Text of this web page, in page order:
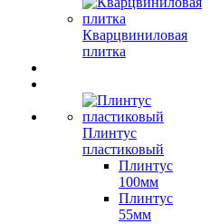
Кварцвиниловая
плитка
Плинтус
пластиковый
Плинтус
100мм
Плинтус
55мм